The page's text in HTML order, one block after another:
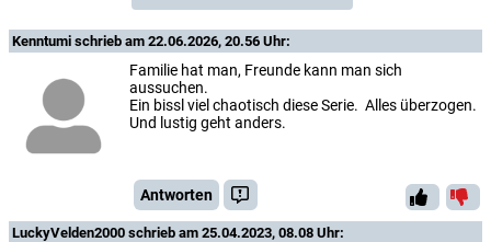
Kenntumi schrieb am 22.06.2026, 20.56 Uhr:
Familie hat man, Freunde kann man sich
aussuchen.
Ein bissl viel chaotisch diese Serie. Alles überzogen.
Und lustig geht anders.
Antworten
LuckyVelden2000 schrieb am 25.04.2023, 08.08 Uhr: